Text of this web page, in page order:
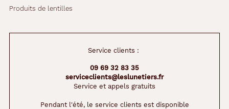
Produits de lentilles
Service clients :
09 69 32 83 35
serviceclients@leslunetiers.fr
Service et appels gratuits
Pendant l'été, le service clients est disponible